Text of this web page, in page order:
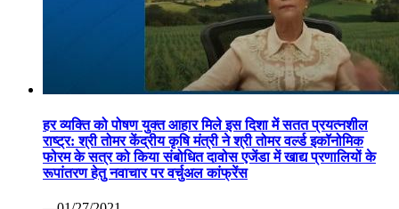
हर व्यक्ति को पोषण युक्त आहार मिले इस दिशा में सतत प्रयत्नशील
राष्ट्र: श्री तोमर केंद्रीय कृषि मंत्री ने श्री तोमर वर्ल्ड इकॉनोमिक
फोरम के सत्र को किया संबोधित दावोस एजेंडा में खाद्य प्रणालियों के
रूपांतरण हेतु नवाचार पर वर्चुअल कांफ्रेंस